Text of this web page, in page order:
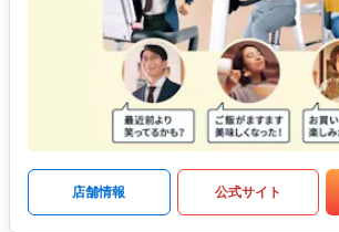
店舗情報 公式サイト